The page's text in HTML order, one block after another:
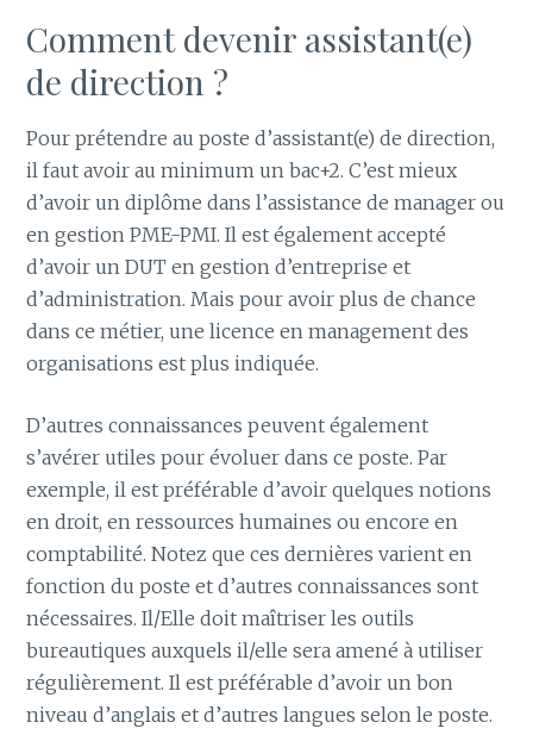
Comment devenir assistant(e)
de direction ?
Pour prétendre au poste d’assistant(e) de direction,
il faut avoir au minimum un bac+2. C’est mieux
d’avoir un diplôme dans l’assistance de manager ou
en gestion PME-PMI. Il est également accepté
d’avoir un DUT en gestion d’entreprise et
d’administration. Mais pour avoir plus de chance
dans ce métier, une licence en management des
organisations est plus indiquée.
D’autres connaissances peuvent également
s’avérer utiles pour évoluer dans ce poste. Par
exemple, il est préférable d’avoir quelques notions
en droit, en ressources humaines ou encore en
comptabilité. Notez que ces dernières varient en
fonction du poste et d’autres connaissances sont
nécessaires. Il/Elle doit maîtriser les outils
bureautiques auxquels il/elle sera amené à utiliser
régulièrement. Il est préférable d’avoir un bon
niveau d’anglais et d’autres langues selon le poste.